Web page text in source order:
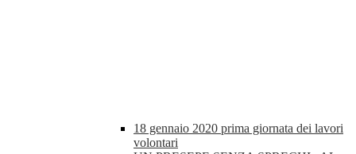
18 gennaio 2020 prima giornata dei lavori
volontari